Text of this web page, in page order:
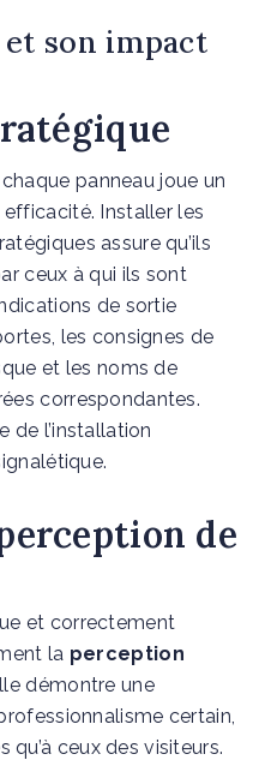
son impact
panneau joue un
Installer les
assure qu’ils
ceux à qui ils sont
de sortie
les consignes de
et les noms de
correspondantes.
de l’installation
de
et correctement
la perception
démontre une
certain,
ceux des visiteurs.